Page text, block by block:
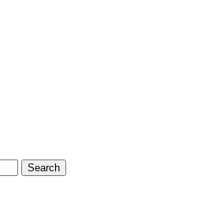
Search